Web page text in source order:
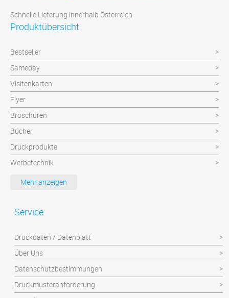
Schnelle Lieferung innerhalb Österreich
Produktübersicht
Bestseller
Sameday
Visitenkarten
Flyer
Broschüren
Bücher
Druckprodukte
Werbetechnik
Werbeartikel
Plattendruck und Schilder
Mehr anzeigen
Service
Druckdaten / Datenblatt
Über Uns
Datenschutzbestimmungen
Druckmusteranforderung